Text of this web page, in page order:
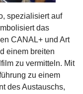
spezialisiert auf
das
CANAL+ und Art
einem breiten
zu vermitteln. Mit
zu einem
des Austauschs,